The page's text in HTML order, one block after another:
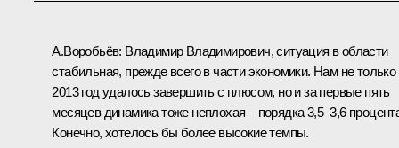
А.Воробьёв: Владимир Владимирович, ситуация в области
стабильная, прежде всего в части экономики. Нам не только
2013 год удалось завершить с плюсом, но и за первые пять
месяцев динамика тоже неплохая – порядка 3,5–3,6
Конечно, хотелось бы более высокие темпы.